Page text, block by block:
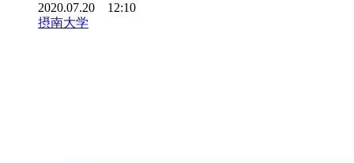
2020.07.20 12:10
摂南大学